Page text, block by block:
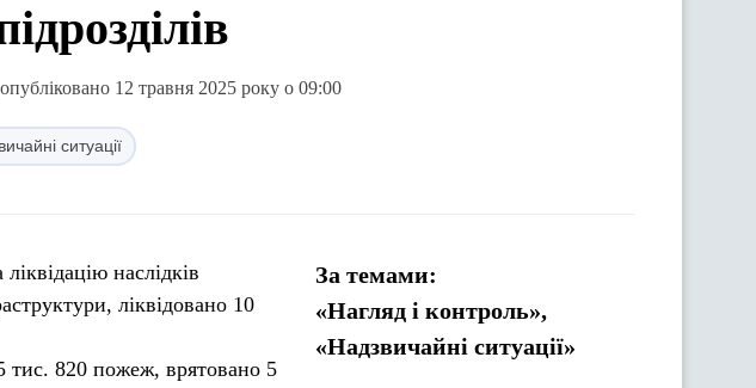
12 травня 2025 року о 09:00
ситуації
наслідків
ліквідовано 10
тис. 820 пожеж, врятовано 5
За темами:
«Нагляд і контроль»,
«Надзвичайні ситуації»